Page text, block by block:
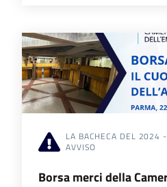
LA BACHECA DEL 2024 -
AVVISO
Borsa merci della